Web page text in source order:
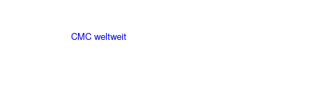
CMC weltweit